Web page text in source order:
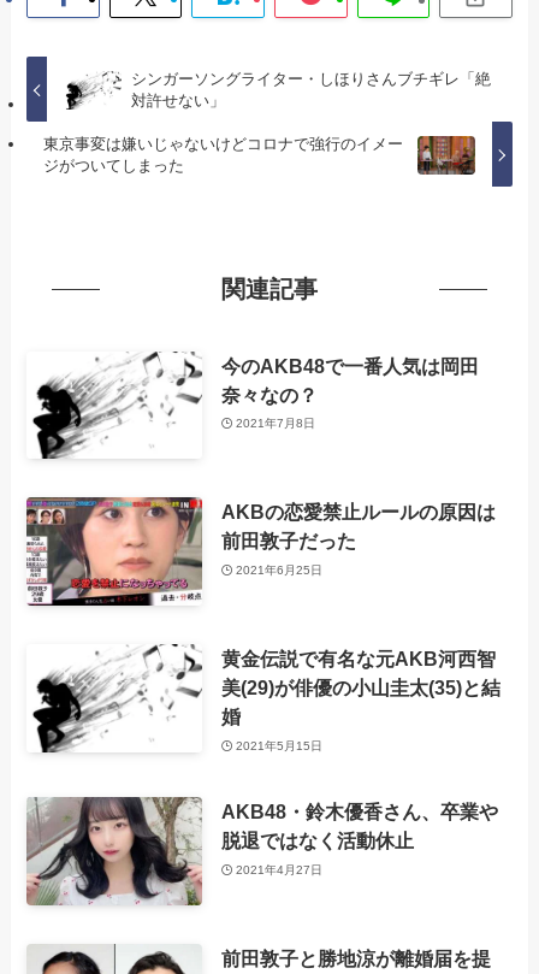
シンガーソングライター・しほりさんブチギレ「絶
対許せない」
東京事変は嫌いじゃないけどコロナで強行のイメー
ジがついてしまった
関連記事
今のAKB48で一番人気は岡田
奈々なの？
2021年7月8日
AKBの恋愛禁止ルールの原因は
前田敦子だった
2021年6月25日
黄金伝説で有名な元AKB河西智
美(29)が俳優の小山圭太(35)と結
婚
2021年5月15日
AKB48・鈴木優香さん、卒業や
脱退ではなく活動休止
2021年4月27日
前田敦子と勝地涼が離婚届を提